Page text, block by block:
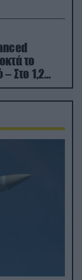
το
– Στο 1,2